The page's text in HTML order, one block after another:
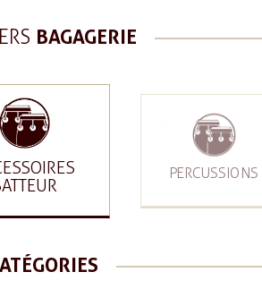
BAGAGERIE
PERCUSSIONS